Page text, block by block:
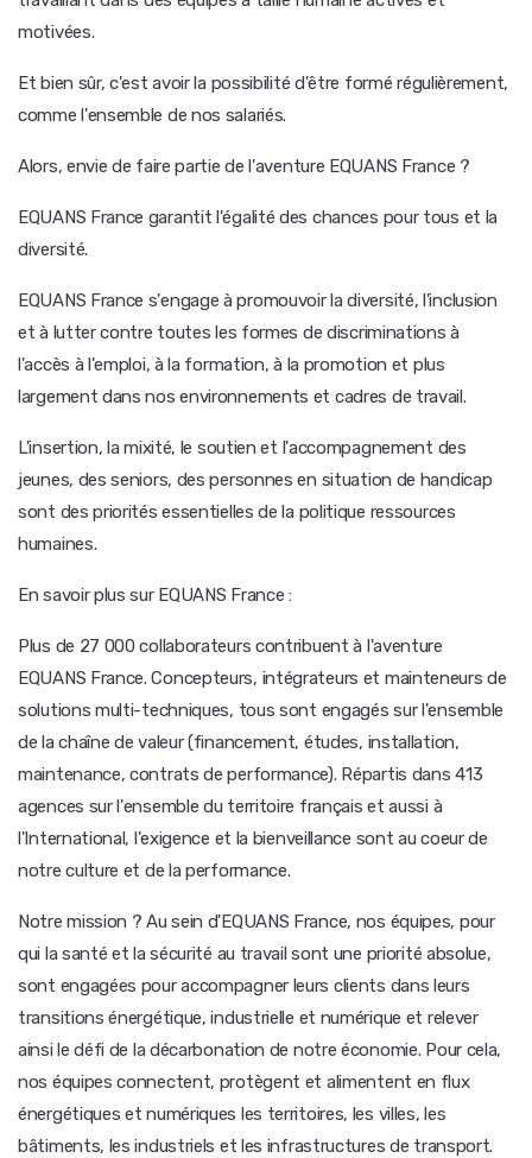
motivées.
Et bien sûr, c'est avoir la possibilité d'être formé régulièrement,
comme l'ensemble de nos salariés.
Alors, envie de faire partie de l'aventure EQUANS France ?
EQUANS France garantit l'égalité des chances pour tous et la
diversité.
EQUANS France s'engage à promouvoir la diversité, l'inclusion
et à lutter contre toutes les formes de discriminations à
l'accès à l'emploi, à la formation, à la promotion et plus
largement dans nos environnements et cadres de travail.
L'insertion, la mixité, le soutien et l'accompagnement des
jeunes, des seniors, des personnes en situation de handicap
sont des priorités essentielles de la politique ressources
humaines.
En savoir plus sur EQUANS France :
Plus de 27 000 collaborateurs contribuent à l'aventure
EQUANS France. Concepteurs, intégrateurs et mainteneurs de
solutions multi-techniques, tous sont engagés sur l'ensemble
de la chaîne de valeur (financement, études, installation,
maintenance, contrats de performance). Répartis dans 413
agences sur l'ensemble du territoire français et aussi à
l'International, l'exigence et la bienveillance sont au coeur de
notre culture et de la performance.
Notre mission ? Au sein d'EQUANS France, nos équipes, pour
qui la santé et la sécurité au travail sont une priorité absolue,
sont engagées pour accompagner leurs clients dans leurs
transitions énergétique, industrielle et numérique et relever
ainsi le défi de la décarbonation de notre économie. Pour cela,
nos équipes connectent, protègent et alimentent en flux
énergétiques et numériques les territoires, les villes, les
bâtiments, les industriels et les infrastructures de transport.